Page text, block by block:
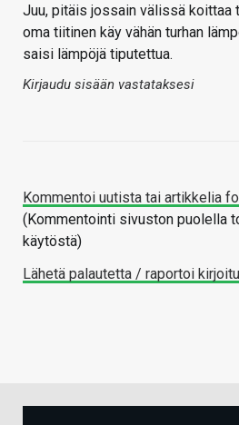
Juu, pitäis jossain välissä koittaa
oma tiitinen käy vähän turhan
saisi lämpöjä tiputettua.
Kirjaudu sisään vastataksesi
Kommentoi uutista tai artikkelia
(Kommentointi sivuston puolella
käytöstä)
Lähetä palautetta / raportoi